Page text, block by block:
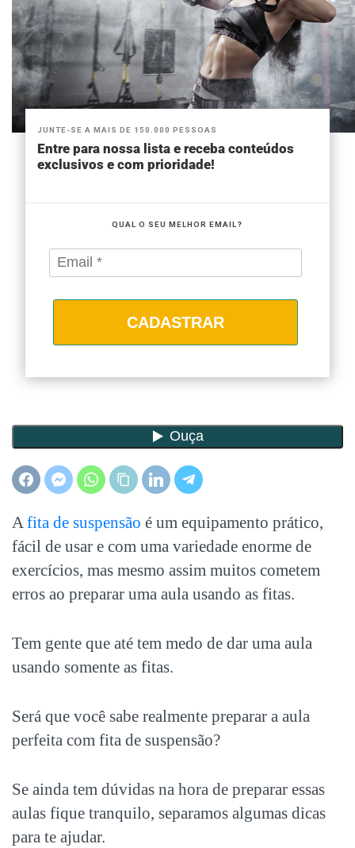
JUNTE-SE A MAIS DE 150.000 PESSOAS
Entre para nossa lista e receba conteúdos
exclusivos e com prioridade!
QUAL O SEU MELHOR EMAIL?
CADASTRAR
Afita de suspensão é um equipamento prático,
fácil de usar e com uma variedade enorme de
exercícios, mas mesmo assim muitos cometem
erros ao preparar uma aula usando as fitas.
Tem gente que até tem medo de dar uma aula
usando somente as fitas.
Será que você sabe realmente preparar a aula
perfeita com fita de suspensão?
Se ainda tem dúvidas na hora de preparar essas
aulas fique tranquilo, separamos algumas dicas
para te ajudar.